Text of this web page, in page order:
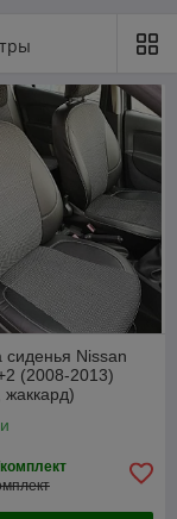
сиденья Nissan
(2008-2013)
жаккард)